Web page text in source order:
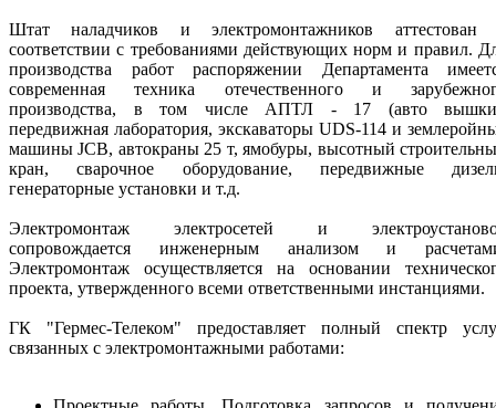
Штат наладчиков и электромонтажников аттестован
соответствии с требованиями действующих норм и правил.
производства работ распоряжении Департамента
современная техника отечественного и
производства, в том числе АПТЛ - 17 (авто
передвижная лаборатория, экскаваторы UDS-114 и
машины JCB, автокраны 25 т, ямобуры, высотный
кран, сварочное оборудование, передвижные
генераторные установки и т.д.
Электромонтаж электросетей и
сопровождается инженерным анализом и
Электромонтаж осуществляется на основании
проекта, утвержденного всеми ответственными инстанциями.
ГК "Гермес-Телеком" предоставляет полный спектр
связанных с электромонтажными работами: